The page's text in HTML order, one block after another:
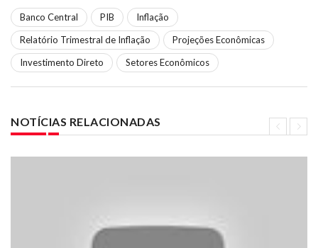
Banco Central PIB
Inflação
Relatório Trimestral de Inflação
Projeções Econômicas
Investimento Direto
Setores Econômicos
NOTÍCIAS RELACIONADAS